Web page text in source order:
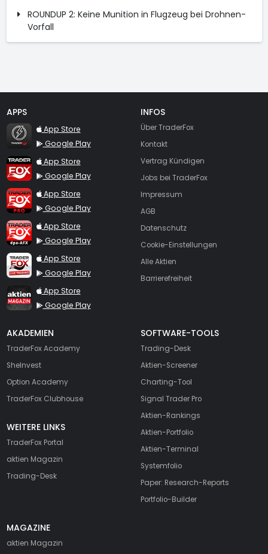
ROUNDUP 2: Keine Munition in Flugzeug bei Drohnen-
Vorfall
APPS
TraderFox Flash
App Store
Google Play
TraderFox App
App Store
Google Play
TraderFox Pro
App Store
Google Play
TraderFox dpa-AFX ProFeed
App Store
Google Play
TraderFox Live Trading
App Store
Google Play
TraderFox aktien Magazin
App Store
Google Play
INFOS
Über TraderFox
Kontakt
Vertrag Kündigen
Jobs bei TraderFox
Impressum
AGB
Datenschutz
Cookie-Einstellungen
Alle Aktien
Barrierefreiheit
AKADEMIEN
TraderFox Academy
SheInvest
Option Academy
TraderFox Clubhouse
WEITERE LINKS
TraderFox Portal
aktien Magazin
Trading-Desk
SOFTWARE-TOOLS
Trading-Desk
Aktien-Screener
Charting-Tool
Signal Trader Pro
Aktien-Rankings
Aktien-Portfolio
Aktien-Terminal
Systemfolio
Paper: Research-Reports
Portfolio-Builder
MAGAZINE
aktien Magazin